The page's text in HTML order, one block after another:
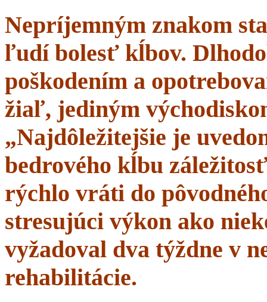
Nepríjemným znakom
ľudí bolesť kĺbov.
poškodením a
žiaľ, jediným
„Najdôležitejšie je
bedrového kĺbu
rýchlo vráti do
stresujúci výkon ako
vyžadoval dva týždne v
rehabilitácie.